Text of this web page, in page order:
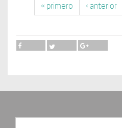
« primero ‹ anterior